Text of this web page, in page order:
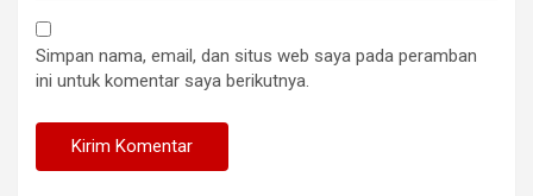
Simpan nama, email, dan situs web saya pada peramban
ini untuk komentar saya berikutnya.